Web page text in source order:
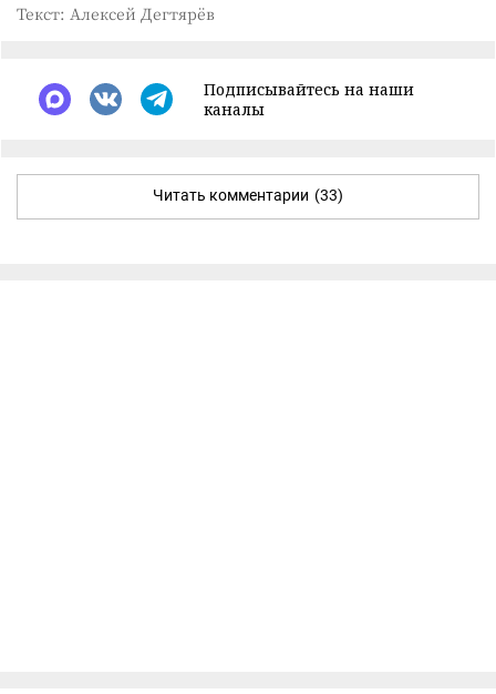
Текст: Алексей Дегтярёв
Подписывайтесь на наши
каналы
Читать комментарии (33)